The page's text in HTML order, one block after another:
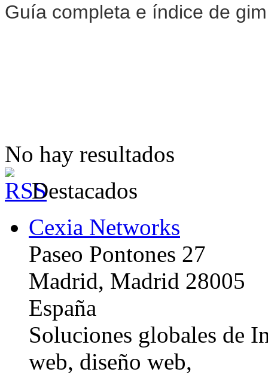
Guía completa e índice de
No hay resultados
Destacados
Cexia Networks
Paseo Pontones 27
Madrid, Madrid 28005
España
Soluciones globales de
web, diseño web,